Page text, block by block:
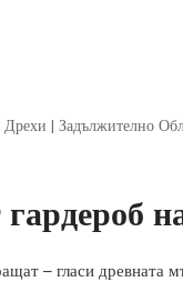
Дрехи | Задължително
– гласи